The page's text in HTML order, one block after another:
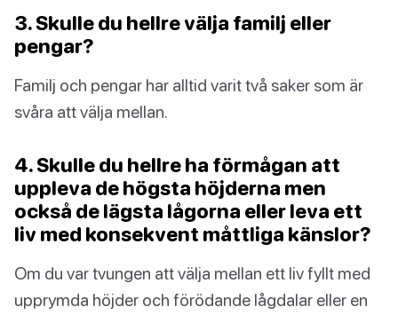
3. Skulle du hellre välja familj eller
pengar?
Familj och pengar har alltid varit två saker som är
svåra att välja mellan.
4. Skulle du hellre ha förmågan att
uppleva de högsta höjderna men
också de lägsta lågorna eller leva ett
liv med konsekvent måttliga känslor?
Om du var tvungen att välja mellan ett liv fyllt med
upprymda höjder och förödande lågdalar eller en